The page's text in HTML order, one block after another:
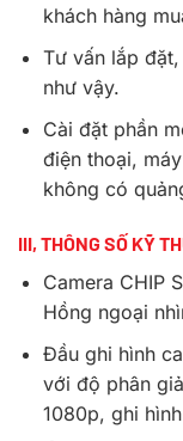
khách hàng
Tư vấn lắp
như vậy.
Cài đặt phần
điện thoại,
không có
III, THÔNG SỐ KỸ
Camera CHIP
Hồng ngoại
Đầu ghi hình
với độ phân
1080p, ghi